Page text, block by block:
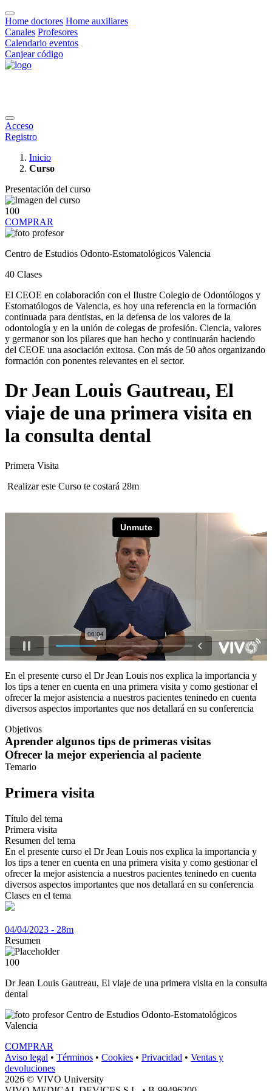
Home doctores Home auxiliares
Canales Profesores
Calendario eventos
Canjear código
Acceso
Registro
Inicio
Curso
Presentación del curso
100
COMPRAR
Centro de Estudios Odonto-Estomatológicos Valencia
40 Clases
El CEOE en colaboración con el Ilustre Colegio de Odontólogos y
Estomatólogos de Valencia, es hoy una referencia en la formación
continuada para dentistas, en la defensa de los valores de la
odontología y en la unión de colegas de profesión. Ciencia, valores
y germanor son los pilares que han hecho y continuarán haciendo
del CEOE una asociación exitosa. Con más de 50 años organizando
formación con ponentes relevantes en el sector.
Dr Jean Louis Gautreau, El
viaje de una primera visita en
la consulta dental
Primera Visita
Realizar este Curso te costará 28m
En el presente curso el Dr Jean Louis nos explica la importancia y
los tips a tener en cuenta en una primera visita y como gestionar el
ofrecer la mejor asistencia a nuestros pacientes teninedo en cuenta
diversos aspectos importantes que nos detallará en su conferencia
Objetivos
Aprender algunos tips de primeras visitas
Ofrecer la mejor experiencia al paciente
Temario
Primera visita
Título del tema
Primera visita
Resumen del tema
En el presente curso el Dr Jean Louis nos explica la importancia y
los tips a tener en cuenta en una primera visita y como gestionar el
ofrecer la mejor asistencia a nuestros pacientes teninedo en cuenta
diversos aspectos importantes que nos detallará en su conferencia
Clases en el tema
04/04/2023 - 28m
Resumen
100
Dr Jean Louis Gautreau, El viaje de una primera visita en la consulta
dental
Centro de Estudios Odonto-Estomatológicos
Valencia
COMPRAR
Aviso legal • Términos • Cookies • Privacidad • Ventas y
devoluciones
2026 © VIVO University